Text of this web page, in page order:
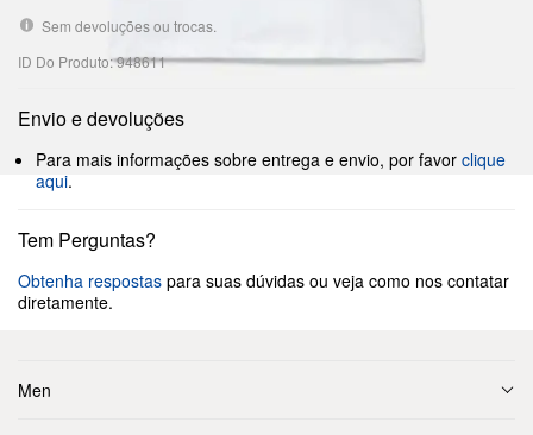
Sem devoluções ou trocas.
ID Do Produto: 948611
Envio e devoluções
Para mais informações sobre entrega e envio, por favor clique
aqui.
Tem Perguntas?
Obtenha respostas para suas dúvidas ou veja como nos contatar
diretamente.
Men